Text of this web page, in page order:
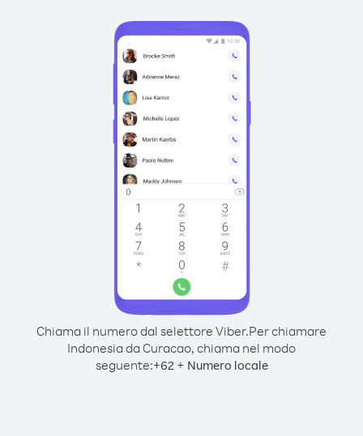
Chiama il numero dal selettore Viber.Per chiamare
Indonesia da Curacao, chiama nel modo
seguente:+62+ Numero locale